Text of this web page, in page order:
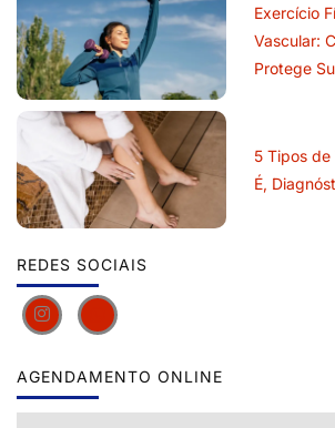
Exercício
Vascular:
Protege
5 Tipos de
É,
REDES SOCIAIS
AGENDAMENTO ONLINE